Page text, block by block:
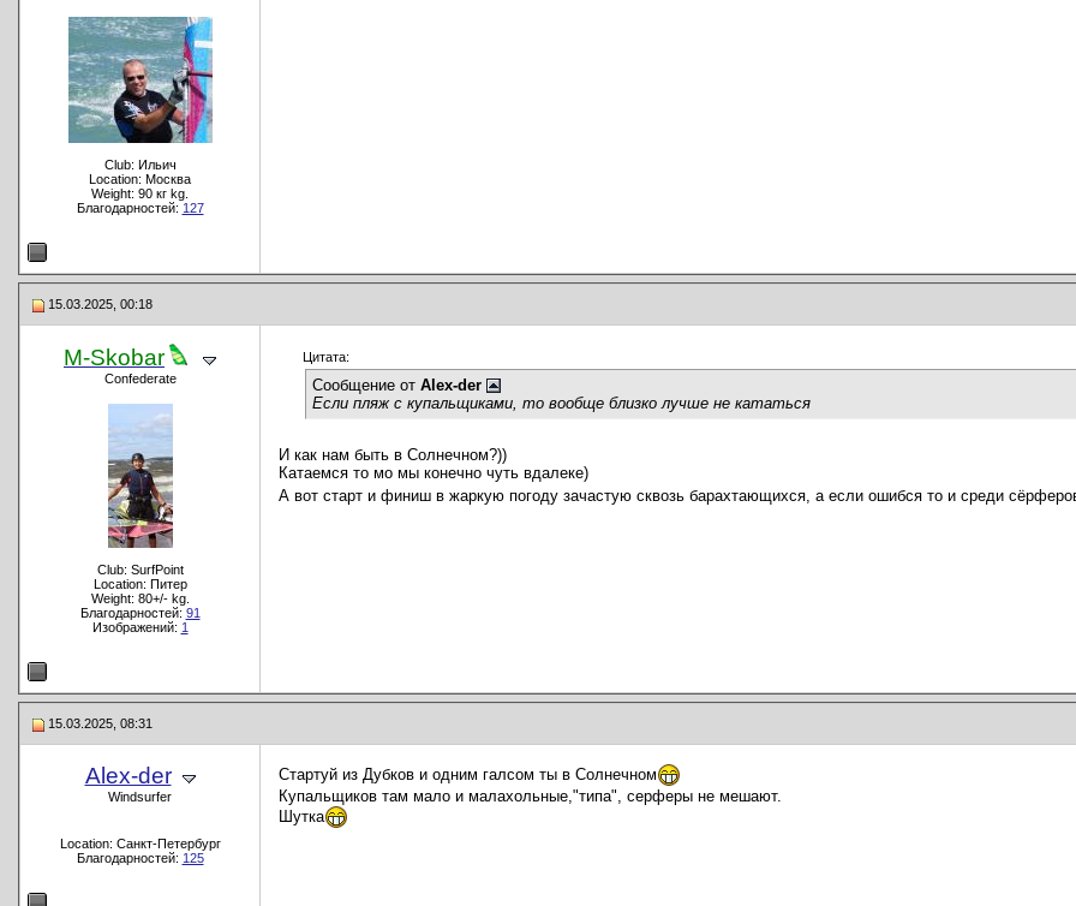
Club: Ильич
Location: Москва
Weight: 90 кг kg.
Благодарностей: 127
15.03.2025, 00:18
M-Skobar
Confederate
Club: SurfPoint
Location: Питер
Weight: 80+/- kg.
Благодарностей: 91
Изображений: 1
Цитата:
Сообщение от Alex-der
Если пляж с купальщиками, то вообще близко лучше не кататься
И как нам быть в Солнечном?))
Катаемся то мо мы конечно чуть вдалеке)
А вот старт и финиш в жаркую погоду зачастую сквозь барахтающихся, а если ошибся то и среди
15.03.2025, 08:31
Alex-der
Windsurfer
Location: Санкт-Петербург
Благодарностей: 125
Стартуй из Дубков и одним галсом ты в Солнечном
Купальщиков там мало и малахольные,"типа", серферы не мешают.
Шутка